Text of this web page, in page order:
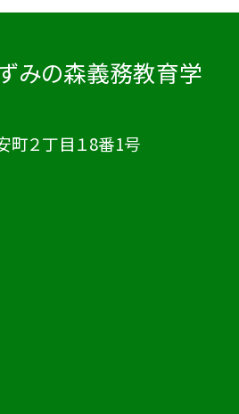
みの森義務教育学
町２丁目１8番1号